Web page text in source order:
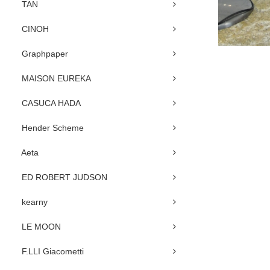
TAN
CINOH
Graphpaper
MAISON EUREKA
CASUCA HADA
Hender Scheme
Aeta
ED ROBERT JUDSON
kearny
LE MOON
F.LLI Giacometti